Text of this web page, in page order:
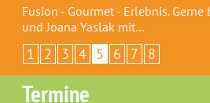
Fusion - Gourmet - Erlebnis.
und Joana Yaslak mit…
1 2 3 4 5 6 7 8
Termine